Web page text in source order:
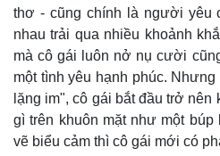
thơ - cũng chính là người yêu
nhau trải qua nhiều khoảnh
mà cô gái luôn nở nụ cười
một tình yêu hạnh phúc.
lặng im", cô gái bắt đầu trở nên
gì trên khuôn mặt như một búp
vẽ biểu cảm thì cô gái mới có